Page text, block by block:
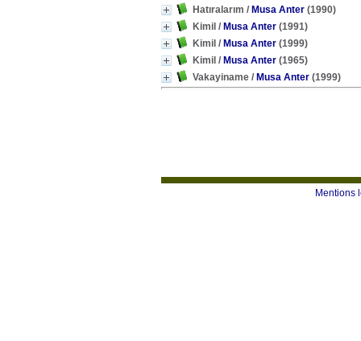
Hatıralarım / Musa Anter (1990)
Kimil / Musa Anter (1991)
Kimil / Musa Anter (1999)
Kimil / Musa Anter (1965)
Vakayiname / Musa Anter (1999)
Mentions